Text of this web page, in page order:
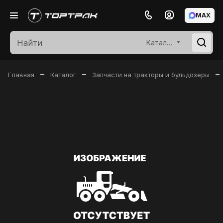
Каталог
MAX
Главная – Каталог – Запчасти на тракторы и бульдозеры –